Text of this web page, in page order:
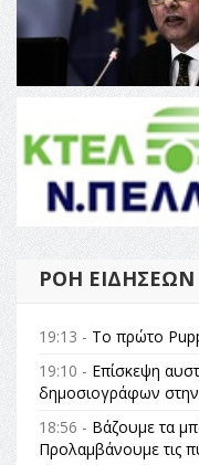
ΡΟΉ ΕΙΔΉΣΕΩΝ
19:13 - Το πρώτο
19:10 - Επίσκεψη
δημοσιογράφων
18:56 - Βάζουμε τα
Προλαμβάνουμε τις